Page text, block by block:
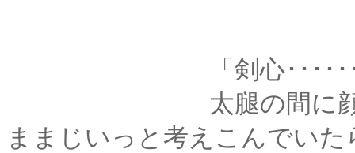
「剣心･･････ねぇ
太腿の間に顔をうず
ままじいっと考えこんでい